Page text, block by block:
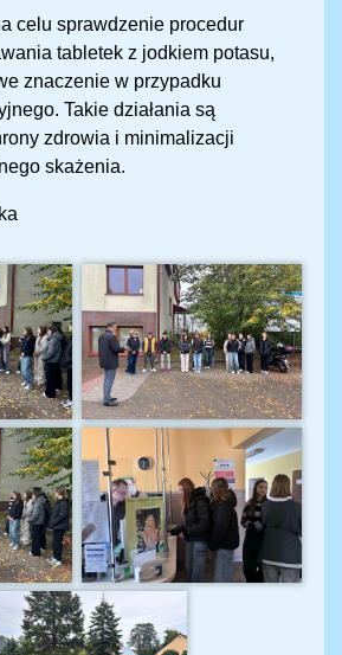
celu sprawdzenie procedur
tabletek z jodkiem potasu,
znaczenie w przypadku
Takie działania są
zdrowia i minimalizacji
skażenia.